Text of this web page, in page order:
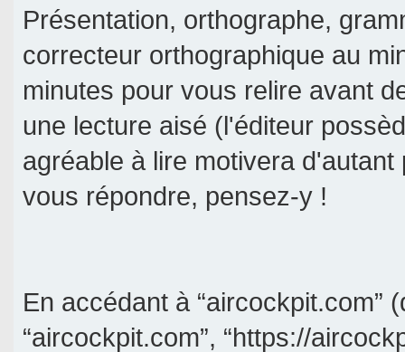
Présentation, orthographe,
correcteur orthographique au
minutes pour vous relire avant
une lecture aisé (l'éditeur
agréable à lire motivera
vous répondre, pensez-y !
En accédant à “aircockpit.com”
“aircockpit.com”, “https://